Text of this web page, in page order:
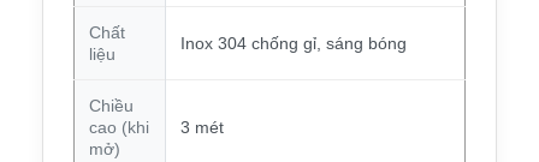
Chất
liệu
Inox 304 chống gỉ, sáng bóng
Chiều
cao (khi
mở)
3 mét